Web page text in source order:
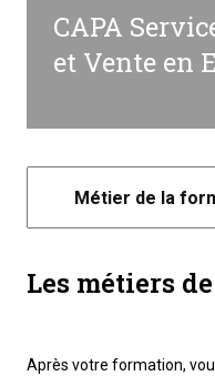
CAPA
et Vente en
Les métiers
Après votre formation,